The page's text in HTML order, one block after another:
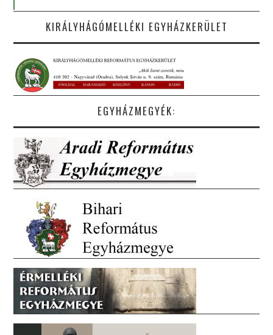
KIRÁLYHÁGÓMELLÉKI EGYHÁZKERÜLET
EGYHÁZMEGYÉK: